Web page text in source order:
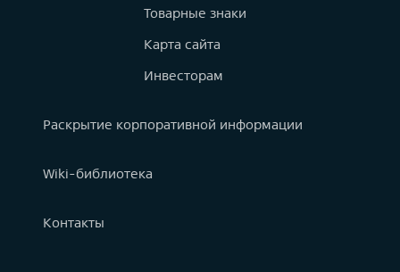
Товарные знаки
Карта сайта
Инвесторам
Раскрытие корпоративной информации
Wiki-библиотека
Контакты